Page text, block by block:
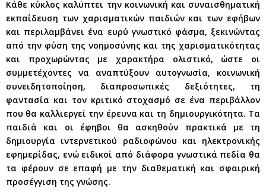
Κάθε κύκλος καλύπτει την κοινωνική και συναισθηματική
εκπαίδευση των χαρισματικών παιδιών και των εφήβων
και περιλαμβάνει ένα ευρύ γνωστικό φάσμα, ξεκινώντας
από την φύση της νοημοσύνης και της χαρισματικότητας
και προχωρώντας με χαρακτήρα ολιστικό, ώστε οι
συμμετέχοντες να αναπτύξουν αυτογνωσία, κοινωνική
συνειδητοποίηση, διαπροσωπικές δεξιότητες, τη
φαντασία και τον κριτικό στοχασμό σε ένα περιβάλλον
που θα καλλιεργεί την έρευνα και τη δημιουργικότητα. Τα
παιδιά και οι έφηβοι θα ασκηθούν πρακτικά με τη
δημιουργία ιντερνετικού ραδιοφώνου και ηλεκτρονικής
εφημερίδας, ενώ ειδικοί από διάφορα γνωστικά πεδία θα
τα φέρουν σε επαφή με την διαθεματική και σφαιρική
προσέγγιση της γνώσης.